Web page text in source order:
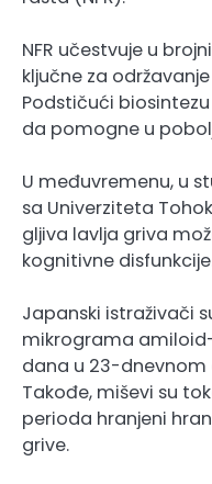
NFR učestvuje u
ključne za
Podstičući biosintezu
da pomogne u
U međuvremenu, u
sa Univerziteta
gljiva lavlja griva
kognitivne
Japanski istraživači
mikrograma
dana u 23-
Takođe, miševi su
perioda hranjeni
grive.